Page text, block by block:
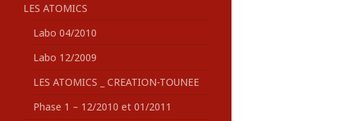
LES ATOMICS
Labo 04/2010
Labo 12/2009
LES ATOMICS _ CREATION-TOUNEE
Phase 1 – 12/2010 et 01/2011